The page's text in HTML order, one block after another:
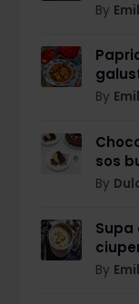
By
By
sos
By
Supa
By